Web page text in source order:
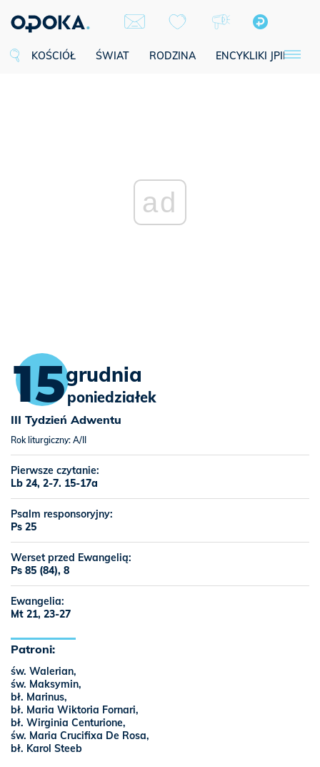
KOŚCIÓŁ ŚWIAT RODZINA ENCYKLIKI JPII
ad
15grudnia
poniedziałek
III Tydzień Adwentu
Rok liturgiczny: A/II
Pierwsze czytanie:
Lb 24, 2-7. 15-17a
Psalm responsoryjny:
Ps 25
Werset przed Ewangelią:
Ps 85 (84), 8
Ewangelia:
Mt 21, 23-27
Patroni:
św. Walerian,
św. Maksymin,
bł. Marinus,
bł. Maria Wiktoria Fornari,
bł. Wirginia Centurione,
św. Maria Crucifixa De Rosa,
bł. Karol Steeb